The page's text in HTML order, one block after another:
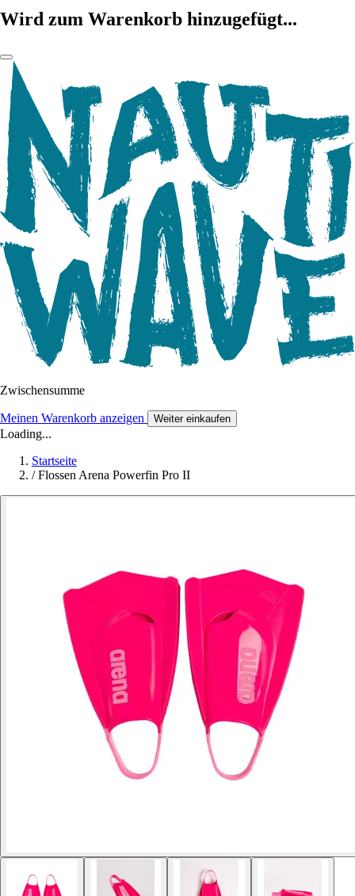
Wird zum Warenkorb hinzugefügt...
Zwischensumme
Meinen Warenkorb anzeigen Weiter einkaufen
Loading...
Startseite
/ Flossen Arena Powerfin Pro II